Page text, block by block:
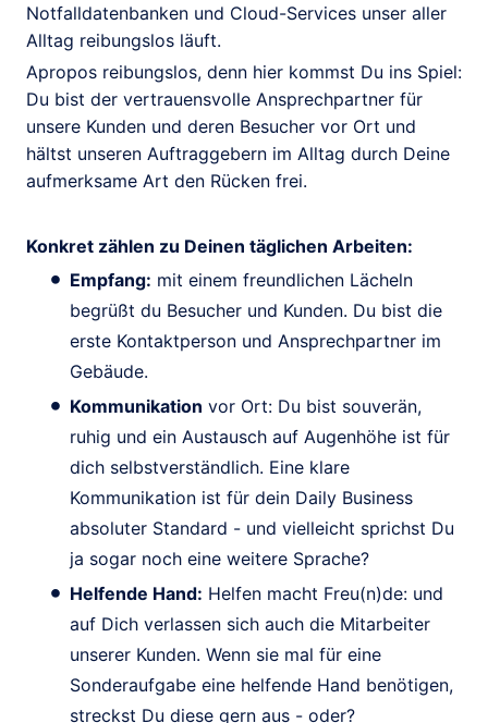
Notfalldatenbanken und Cloud-Services unser aller
Alltag reibungslos läuft.
Apropos reibungslos, denn hier kommst Du ins Spiel:
Du bist der vertrauensvolle Ansprechpartner für
unsere Kunden und deren Besucher vor Ort und
hältst unseren Auftraggebern im Alltag durch Deine
aufmerksame Art den Rücken frei.
Konkret zählen zu Deinen täglichen Arbeiten:
Empfang: mit einem freundlichen Lächeln
begrüßt du Besucher und Kunden. Du bist die
erste Kontaktperson und Ansprechpartner im
Gebäude.
Kommunikation vor Ort: Du bist souverän,
ruhig und ein Austausch auf Augenhöhe ist für
dich selbstverständlich. Eine klare
Kommunikation ist für dein Daily Business
absoluter Standard - und vielleicht sprichst Du
ja sogar noch eine weitere Sprache?
Helfende Hand: Helfen macht Freu(n)de: und
auf Dich verlassen sich auch die Mitarbeiter
unserer Kunden. Wenn sie mal für eine
Sonderaufgabe eine helfende Hand benötigen,
streckst Du diese gern aus - oder?